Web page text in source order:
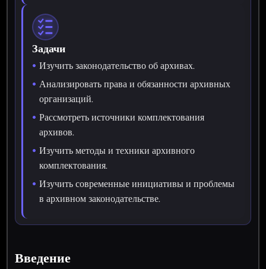
Задачи
Изучить законодательство об архивах.
Анализировать права и обязанности архивных
организаций.
Рассмотреть источники комплектования
архивов.
Изучить методы и техники архивного
комплектования.
Изучить современные инициативы и проблемы
в архивном законодательстве.
Введение